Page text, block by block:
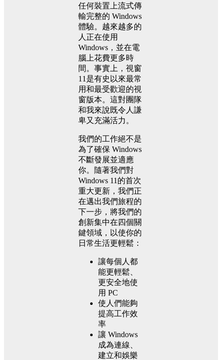
任何裝置上流式傳
輸完整的 Windows
體驗。越來越多的
人正在使用
Windows，並在電
腦上花費更多時
間。事實上，視窗
11是有史以來最常
用和最受歡迎的視
窗版本。這對團隊
和我來說既令人謙
卑又充滿活力。
我們的工作絕不是
為了確保 Windows
不斷發展並適應
你。隨著我們對
Windows 11的首次
重大更新，我們正
在邁出我們旅程的
下一步，將我們的
創新集中在四個關
鍵領域，以使你的
日常生活更輕鬆：
讓每個人都
能更輕鬆、
更安全地使
用 PC
使人們能夠
提高工作效
率
讓 Windows
成為連線、
建立和娛樂